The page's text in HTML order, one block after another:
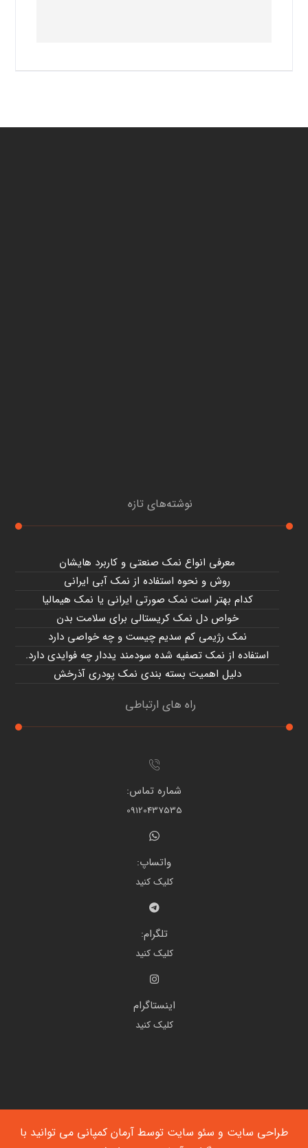
نوشته‌های تازه
معرفی انواع نمک صنعتی و کاربرد هایشان
روش و نحوه استفاده از نمک آبی ایرانی
کدام بهتر است نمک صورتی ایرانی یا نمک هیمالیا
خواص دل نمک کریستالی برای سلامت بدن
نمک رژیمی کم سدیم چیست و چه خواصی دارد
استفاده از نمک تصفیه شده سودمند یددار چه فوایدی دارد.
دلیل اهمیت بسته بندی نمک پودری آذرخش
راه های ارتباطی
شماره تماس:
09120437535
واتساپ:
کلیک کنید
تلگرام:
کلیک کنید
اینستاگرام
کلیک کنید
طراحی سایت و سئو سایت توسط آرمان کمپانی می توانید با